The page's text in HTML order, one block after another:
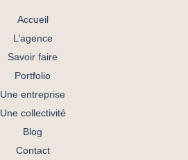
Accueil
L’agence
Savoir faire
Portfolio
Une entreprise
Une collectivité
Blog
Contact